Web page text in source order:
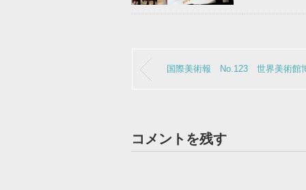
国際美術報 No.123 世界美術館
コメントを残す